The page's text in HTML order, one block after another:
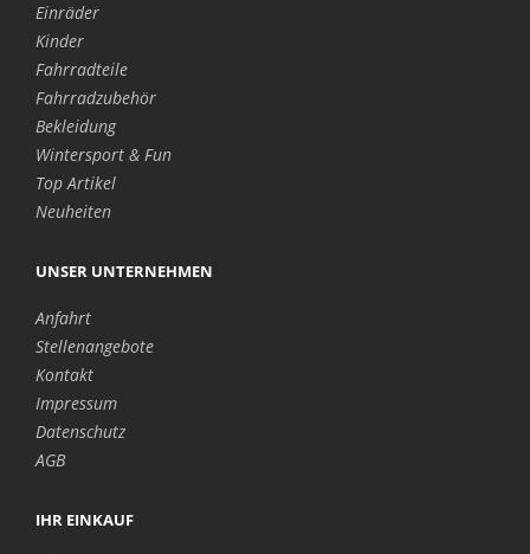
Einräder
Kinder
Fahrradteile
Fahrradzubehör
Bekleidung
Wintersport & Fun
Top Artikel
Neuheiten
UNSER UNTERNEHMEN
Anfahrt
Stellenangebote
Kontakt
Impressum
Datenschutz
AGB
IHR EINKAUF